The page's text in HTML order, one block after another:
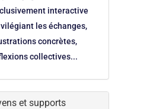
interactive
les échanges,
concrètes,
collectives...
et supports